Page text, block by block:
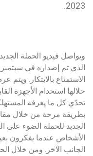
2023.
ويواصل فيديو الحملة
الذي تم إصداره في
الاستمتاع بالابتكار.
خلالها استخدام الأجهزة
تحدّي كل ما يعرفه
بطريقة مرحة من خلال
الجديد للحملة الضوء على
الأشخاص عندما يفكرون
الجانب الآخر. ومن خلال